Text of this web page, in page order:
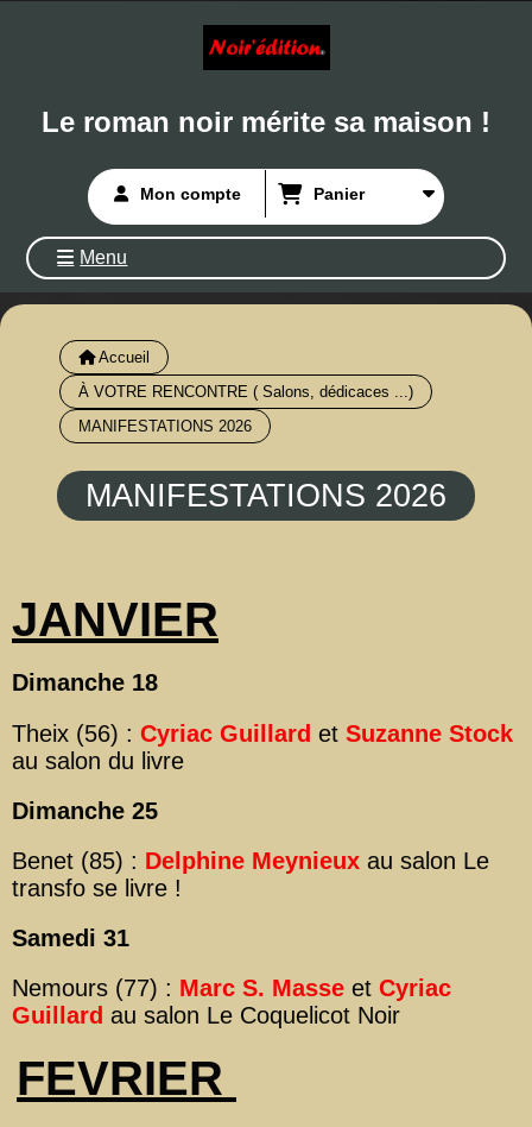
Le roman noir mérite sa maison !
Mon compte Panier
Menu
Accueil
À VOTRE RENCONTRE ( Salons, dédicaces ...)
MANIFESTATIONS 2026
MANIFESTATIONS 2026
JANVIER
Dimanche 18
Theix (56) : Cyriac Guillard et Suzanne Stock
au salon du livre
Dimanche 25
Benet (85) : Delphine Meynieux au salon Le
transfo se livre !
Samedi 31
Nemours (77) : Marc S. Masse et Cyriac
Guillard au salon Le Coquelicot Noir
FEVRIER